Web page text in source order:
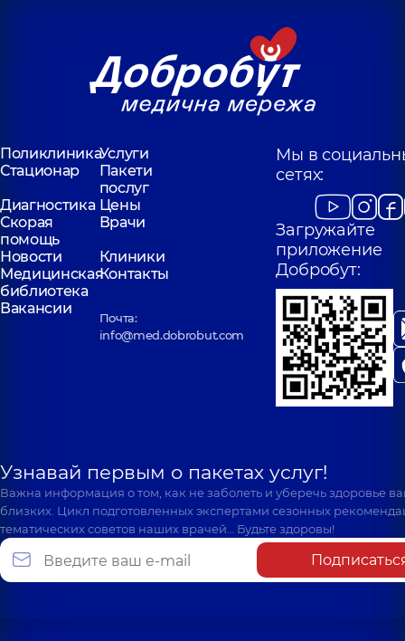
ПоликлиникаУслуги
Стационар
Пакети
послуг
Диагностика Цены
Скорая
помощь
Врачи
Новости
Клиники
Медицинская
библиотека
Контакты
Вакансии
Почта:
info@med.dobrobut.com
Мы в
сетях:
Загружайте
приложение
Добробут:
Узнавай первым о пакетах услуг!
Важна информация о том, как не заболеть и уберечь здоровье
близких. Цикл подготовленных экспертами сезонных
тематических советов наших врачей… Будьте здоровы!